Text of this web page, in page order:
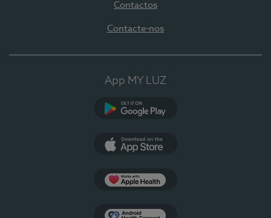
Contactos
Contacte-nos
App MY LUZ